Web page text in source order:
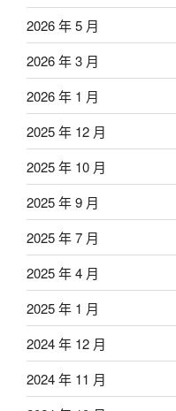
2026 年 5 月
2026 年 3 月
2026 年 1 月
2025 年 12 月
2025 年 10 月
2025 年 9 月
2025 年 7 月
2025 年 4 月
2025 年 1 月
2024 年 12 月
2024 年 11 月